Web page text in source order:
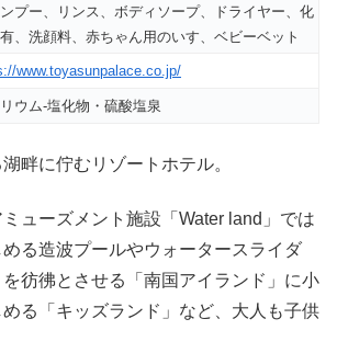
プー、リンス、ボディソープ、ドライヤー、化
、洗顔料、赤ちゃん用のいす、ベビーベット
www.toyasunpalace.co.jp/
ウム-塩化物・硫酸塩泉
畔に佇むリゾートホテル。
ューズメント施設「Water land」では
る造波プールやウォータースライダ
彷彿とさせる「南国アイランド」に小
る「キッズランド」など、大人も子供